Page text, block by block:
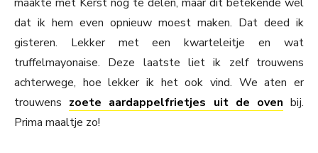
dat ik hem even opnieuw moest maken. Dat deed ik
gisteren. Lekker met een kwarteleitje en wat
truffelmayonaise. Deze laatste liet ik zelf trouwens
achterwege, hoe lekker ik het ook vind. We aten er
trouwens zoete aardappelfrietjes uit de oven bij.
Prima maaltje zo!